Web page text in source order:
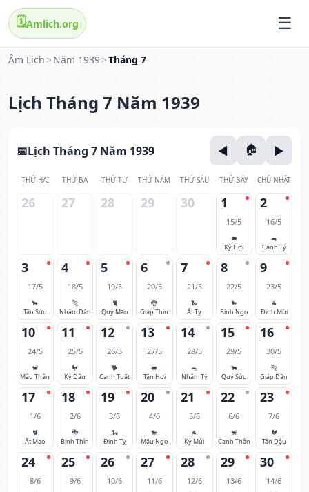
🗓️Amlich.org
Âm Lịch > Năm 1939>Tháng 7
Lịch Tháng 7 Năm 1939
Lịch Tháng 7 Năm 1939
THỨ HAI THỨ BA THỨ TƯ THỨ NĂM THỨ SÁU THỨ BẢY CHỦ NHẬT
26 27 28 29 30 1
15/5
🐖
Kỷ Hợi
2
16/5
🐀
Canh Tý
3
17/5
🐂
Tân Sửu
4
18/5
🐅
Nhâm Dần
5
19/5
🐈
Quý Mão
6
20/5
🐉
Giáp Thìn
7
21/5
🐍
Ất Tỵ
8
22/5
🐎
Bính Ngọ
9
23/5
🐐
Đinh Mùi
10
24/5
🐒
Mậu Thân
11
25/5
🐓
Kỷ Dậu
12
26/5
🐕
Canh Tuất
13
27/5
🐖
Tân Hợi
14
28/5
🐀
Nhâm Tý
15
29/5
🐂
Quý Sửu
16
30/5
🐅
Giáp Dần
17
1/6
🐈
Ất Mão
18
2/6
🐉
Bính Thìn
19
3/6
🐍
Đinh Tỵ
20
4/6
🐎
Mậu Ngọ
21
5/6
🐐
Kỷ Mùi
22
6/6
🐒
Canh Thân
23
7/6
🐓
Tân Dậu
24
8/6
25
9/6
26
10/6
27
11/6
28
12/6
29
13/6
30
14/6